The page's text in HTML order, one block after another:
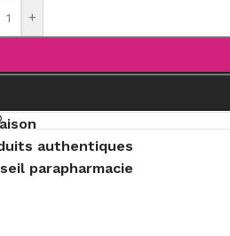
+
authentiques
parapharmacie